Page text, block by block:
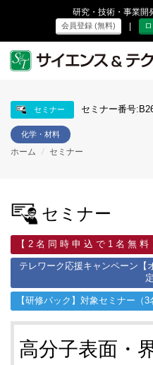
研究・技術・事業開
会員登録 (無料) |
セミナー セミナー番号
化学・材料
ホーム / セミナー
セミナー
【 2 名 同 時 申 込 で 1 名 無
テレワーク応援キャンペーン【
【研修パック】対象セミナー（
高分子表面・